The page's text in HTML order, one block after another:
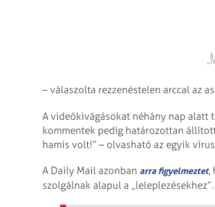
– válaszolta rezzenéstelen arccal az
A videókivágásokat néhány nap alatt
kommentek pedig határozottan
hamis volt!” – olvasható az egyik
A Daily Mail azonban arra figyelmeztet,
szolgálnak alapul a „leleplezésekhez”.